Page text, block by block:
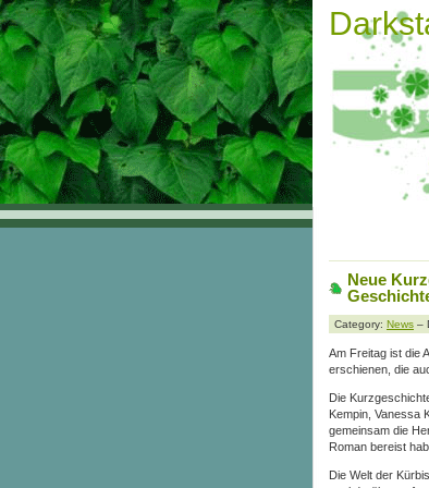
Neue
Category: News –
Am Freitag ist die
erschienen, die
Die
Kempin, Vanessa
gemeinsam die
Roman bereist
Die Welt der